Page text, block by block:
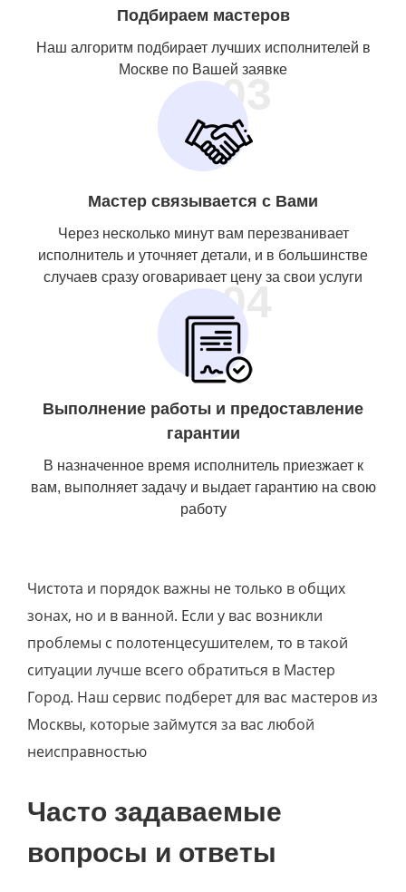
Подбираем мастеров
Наш алгоритм подбирает лучших исполнителей в
Москве по Вашей заявке
03
Мастер связывается с Вами
Через несколько минут вам перезванивает
исполнитель и уточняет детали, и в большинстве
случаев сразу оговаривает цену за свои услуги
04
Выполнение работы и предоставление
гарантии
В назначенное время исполнитель приезжает к
вам, выполняет задачу и выдает гарантию на свою
работу
Чистота и порядок важны не только в общих
зонах, но и в ванной. Если у вас возникли
проблемы с полотенцесушителем, то в такой
ситуации лучше всего обратиться в Мастер
Город. Наш сервис подберет для вас мастеров из
Москвы, которые займутся за вас любой
неисправностью
Часто задаваемые
вопросы и ответы